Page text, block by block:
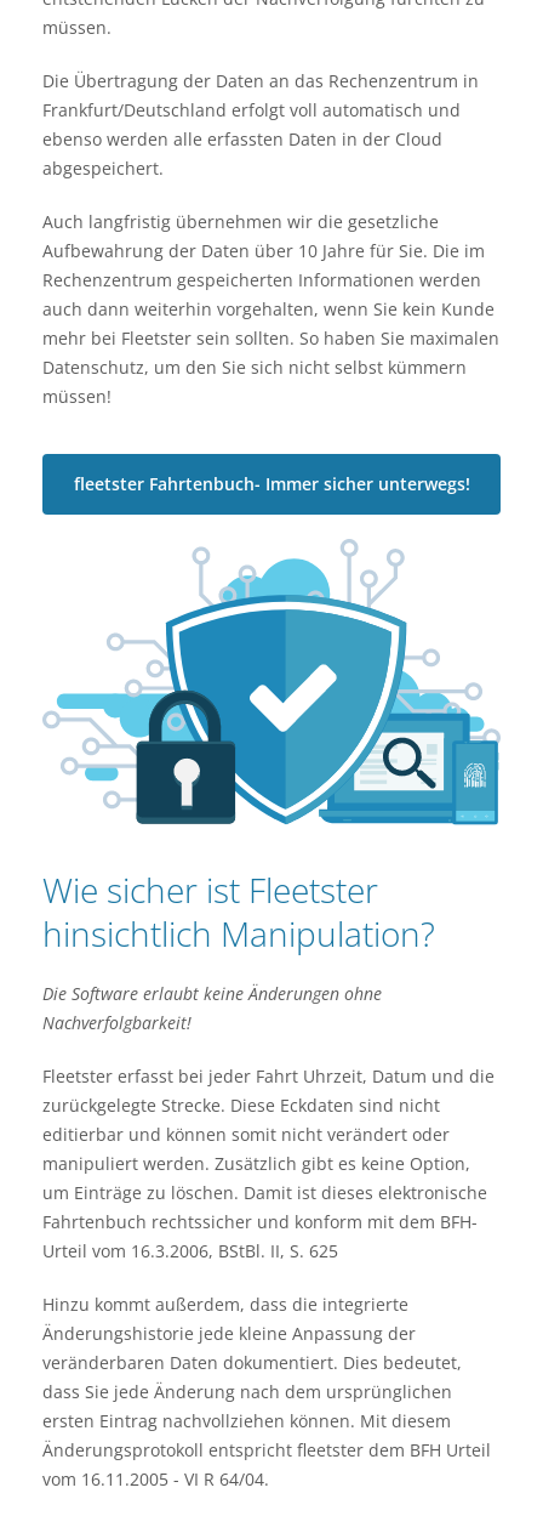
müssen.
Die Übertragung der Daten an das Rechenzentrum in
Frankfurt/Deutschland erfolgt voll automatisch und
ebenso werden alle erfassten Daten in der Cloud
abgespeichert.
Auch langfristig übernehmen wir die gesetzliche
Aufbewahrung der Daten über 10 Jahre für Sie. Die im
Rechenzentrum gespeicherten Informationen werden
auch dann weiterhin vorgehalten, wenn Sie kein Kunde
mehr bei Fleetster sein sollten. So haben Sie maximalen
Datenschutz, um den Sie sich nicht selbst kümmern
müssen!
fleetster Fahrtenbuch- Immer sicher unterwegs!
Wie sicher ist Fleetster
hinsichtlich Manipulation?
Die Software erlaubt keine Änderungen ohne
Nachverfolgbarkeit!
Fleetster erfasst bei jeder Fahrt Uhrzeit, Datum und die
zurückgelegte Strecke. Diese Eckdaten sind nicht
editierbar und können somit nicht verändert oder
manipuliert werden. Zusätzlich gibt es keine Option,
um Einträge zu löschen. Damit ist dieses elektronische
Fahrtenbuch rechtssicher und konform mit dem BFH-
Urteil vom 16.3.2006, BStBl. II, S. 625
Hinzu kommt außerdem, dass die integrierte
Änderungshistorie jede kleine Anpassung der
veränderbaren Daten dokumentiert. Dies bedeutet,
dass Sie jede Änderung nach dem ursprünglichen
ersten Eintrag nachvollziehen können. Mit diesem
Änderungsprotokoll entspricht fleetster dem BFH Urteil
vom 16.11.2005 - VI R 64/04.